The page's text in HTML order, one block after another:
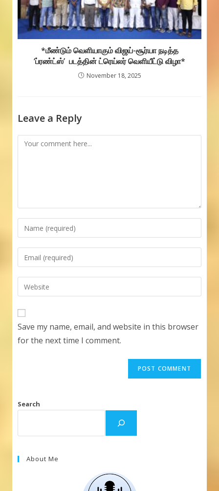
*மீண்டும் வெளியாகும் விஜய்-சூர்யா நடித்த
‘ப்ரண்ட்ஸ்’ படத்தின் ட்ரெய்லர் வெளியீட்டு விழா*
November 18, 2025
Leave a Reply
Comment
Enter
your
name
comment
Enter
your
email
address
comment
Enter
your
website
URL
(optional)
Save my name, email, and website in this browser
for the next time I comment.
Search
About Me